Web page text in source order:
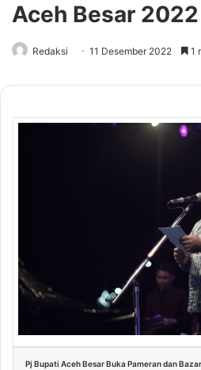
Aceh Besar 2022
Redaksi 11 Desember 2022 1
Pj Bupati Aceh Besar Buka Pameran dan